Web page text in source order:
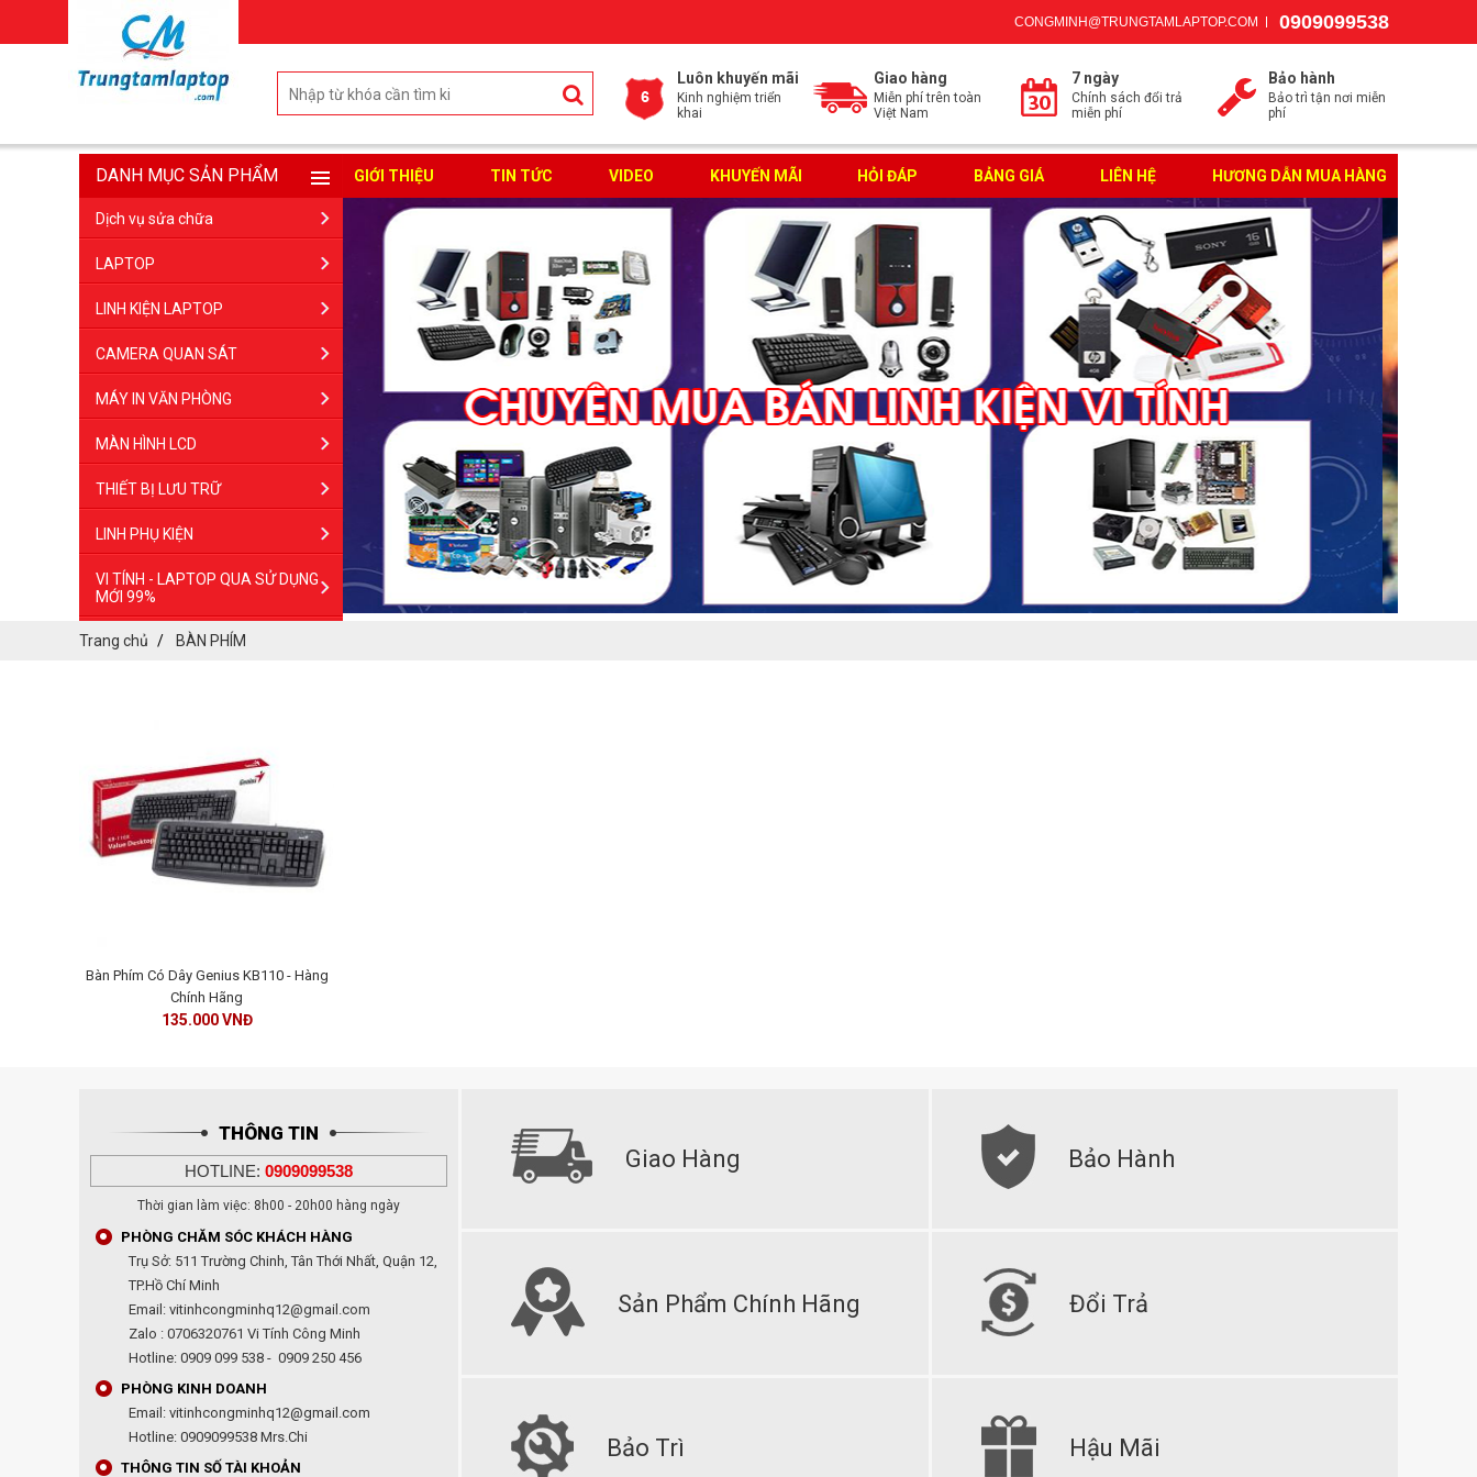
CONGMINH@TRUNGTAMLAPTOP.COM 0909099538
Luôn khuyến mãi
Kinh nghiệm triển
khai
Giao hàng
Miễn phí trên toàn
Việt Nam
7 ngày
Chính sách đổi trả
miễn phí
Bảo hành
Bảo trì tận nơi miễn
phí
DANH MỤC SẢN PHẨM
Dịch vụ sửa chữa
LAPTOP
LINH KIỆN LAPTOP
CAMERA QUAN SÁT
MÁY IN VĂN PHÒNG
MÀN HÌNH LCD
THIẾT BỊ LƯU TRỮ
LINH PHỤ KIỆN
VI TÍNH - LAPTOP QUA SỬ DỤNG
MỚI 99%
GIỚI THIỆU TIN TỨC VIDEO KHUYẾN MÃI HỎI ĐÁP BẢNG GIÁ LIÊN HỆ HƯƠNG DẪN MUA HÀNG
Trang chủ BÀN PHÍM
Bàn Phím Có Dây Genius KB110 - Hàng
Chính Hãng
135.000 VNĐ
THÔNG TIN
HOTLINE: 0909099538
Thời gian làm việc: 8h00 - 20h00 hàng ngày
PHÒNG CHĂM SÓC KHÁCH HÀNG
Trụ Sở: 511 Trường Chinh, Tân Thới Nhất, Quận 12,
TP.Hồ Chí Minh
Email: vitinhcongminhq12@gmail.com
Zalo : 0706320761 Vi Tính Công Minh
Hotline: 0909 099 538 - 0909 250 456
PHÒNG KINH DOANH
Email: vitinhcongminhq12@gmail.com
Hotline: 0909099538 Mrs.Chi
THÔNG TIN SỐ TÀI KHOẢN
Giao Hàng Bảo Hành
Sản Phẩm Chính Hãng Đổi Trả
Bảo Trì Hậu Mãi
ĐĂNG KÝ TƯ VẤN MIỄN PHÍ